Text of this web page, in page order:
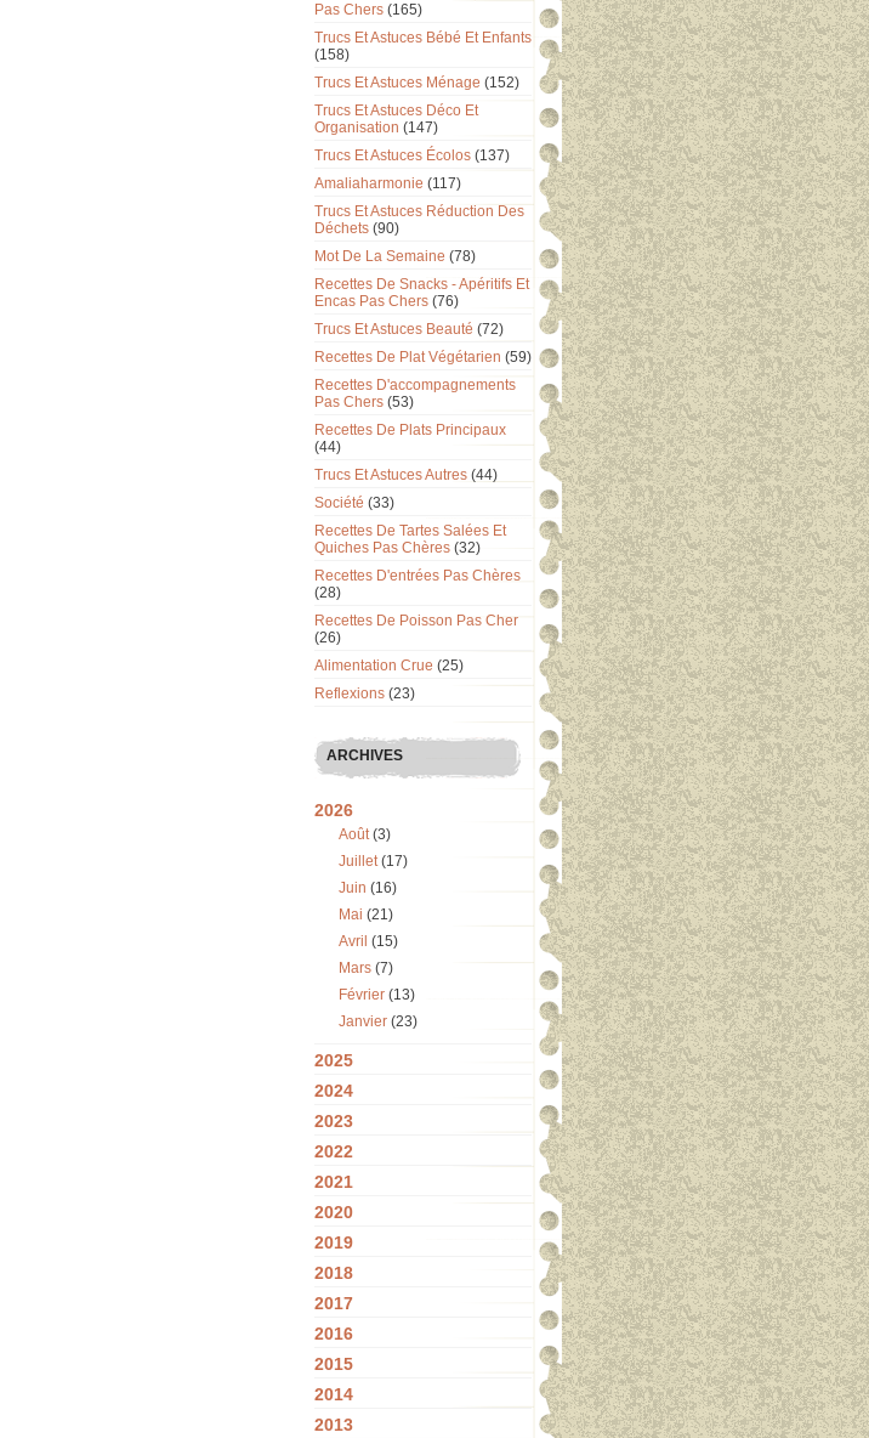
Pas Chers (165)
Trucs Et Astuces Bébé Et Enfants
(158)
Trucs Et Astuces Ménage (152)
Trucs Et Astuces Déco Et
Organisation (147)
Trucs Et Astuces Écolos (137)
Amaliaharmonie (117)
Trucs Et Astuces Réduction Des
Déchets (90)
Mot De La Semaine (78)
Recettes De Snacks - Apéritifs Et
Encas Pas Chers (76)
Trucs Et Astuces Beauté (72)
Recettes De Plat Végétarien (59)
Recettes D'accompagnements
Pas Chers (53)
Recettes De Plats Principaux
(44)
Trucs Et Astuces Autres (44)
Société (33)
Recettes De Tartes Salées Et
Quiches Pas Chères (32)
Recettes D'entrées Pas Chères
(28)
Recettes De Poisson Pas Cher
(26)
Alimentation Crue (25)
Reflexions (23)
ARCHIVES
2026
Août(3)
Juillet(17)
Juin (16)
Mai (21)
Avril (15)
Mars (7)
Février (13)
Janvier (23)
2025
2024
2023
2022
2021
2020
2019
2018
2017
2016
2015
2014
2013